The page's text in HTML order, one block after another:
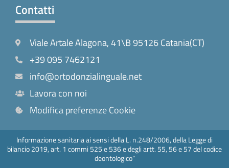
Contatti
Viale Artale Alagona, 41\B 95126 Catania(CT)
+39 095 7462121
info@ortodonzialinguale.net
Lavora con noi
Modifica preferenze Cookie
Informazione sanitaria ai sensi della L. n.248/2006, della Legge di
bilancio 2019, art. 1 commi 525 e 536 e degli artt. 55, 56 e 57 del codice
deontologico”